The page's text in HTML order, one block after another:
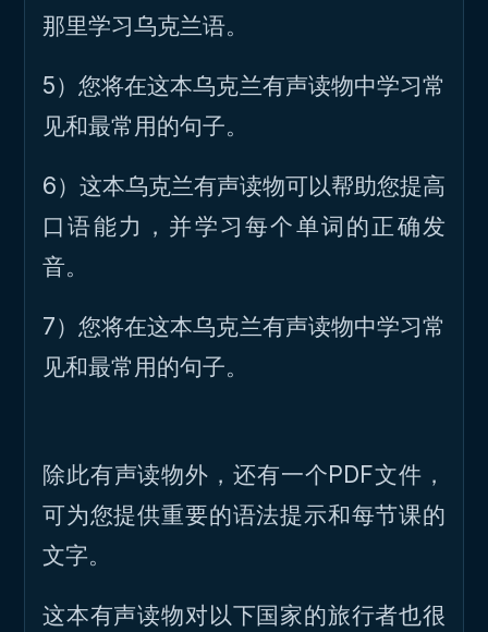
那里学习乌克兰语。
5）您将在这本乌克兰有声读物中学习常
见和最常用的句子。
6）这本乌克兰有声读物可以帮助您提高
口语能力，并学习每个单词的正确发
音。
7）您将在这本乌克兰有声读物中学习常
见和最常用的句子。
除此有声读物外，还有一个PDF文件，
可为您提供重要的语法提示和每节课的
文字。
这本有声读物对以下国家的旅行者也很